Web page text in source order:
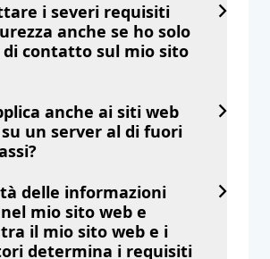
i severi requisiti
anche se ho solo
contatto sul mio sito
anche ai siti web
un server al di fuori
delle informazioni
mio sito web e
il mio sito web e i
determina i requisiti